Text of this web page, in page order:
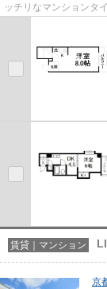
ッチリなマンションタ
賃貸｜マンション
京